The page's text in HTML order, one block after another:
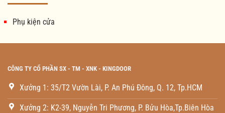
Phụ kiện cửa
CÔNG TY CỔ PHẦN SX - TM - XNK - KINGDOOR
Xưởng 1: 35/T2 Vườn Lài, P. An Phú Đông, Q. 12, Tp.HCM
Xưởng 2: K2-39, Nguyễn Tri Phương, P. Bửu Hòa,Tp.Biên Hòa